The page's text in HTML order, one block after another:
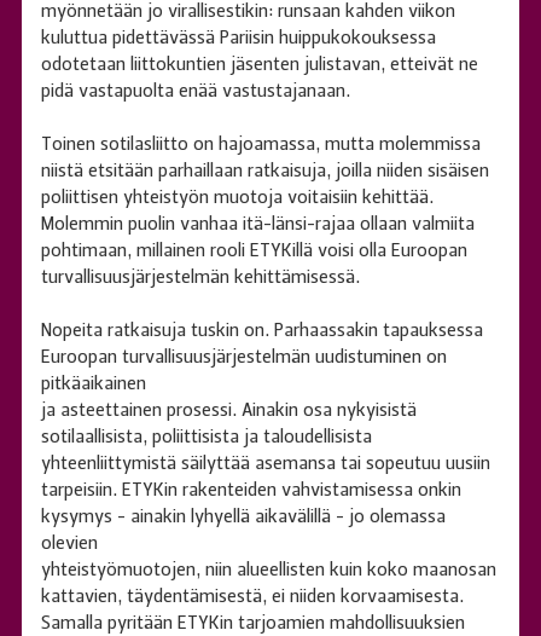
myönnetään jo virallisestikin: runsaan kahden viikon
kuluttua pidettävässä Pariisin huippukokouksessa
odotetaan liittokuntien jäsenten julistavan, etteivät ne
pidä vastapuolta enää vastustajanaan.
Toinen sotilasliitto on hajoamassa, mutta molemmissa
niistä etsitään parhaillaan ratkaisuja, joilla niiden sisäisen
poliittisen yhteistyön muotoja voitaisiin kehittää.
Molemmin puolin vanhaa itä-länsi-rajaa ollaan valmiita
pohtimaan, millainen rooli ETYKillä voisi olla Euroopan
turvallisuusjärjestelmän kehittämisessä.
Nopeita ratkaisuja tuskin on. Parhaassakin tapauksessa
Euroopan turvallisuusjärjestelmän uudistuminen on
pitkäaikainen
ja asteettainen prosessi. Ainakin osa nykyisistä
sotilaallisista, poliittisista ja taloudellisista
yhteenliittymistä säilyttää asemansa tai sopeutuu uusiin
tarpeisiin. ETYKin rakenteiden vahvistamisessa onkin
kysymys - ainakin lyhyellä aikavälillä - jo olemassa
olevien
yhteistyömuotojen, niin alueellisten kuin koko maanosan
kattavien, täydentämisestä, ei niiden korvaamisesta.
Samalla pyritään ETYKin tarjoamien mahdollisuuksien